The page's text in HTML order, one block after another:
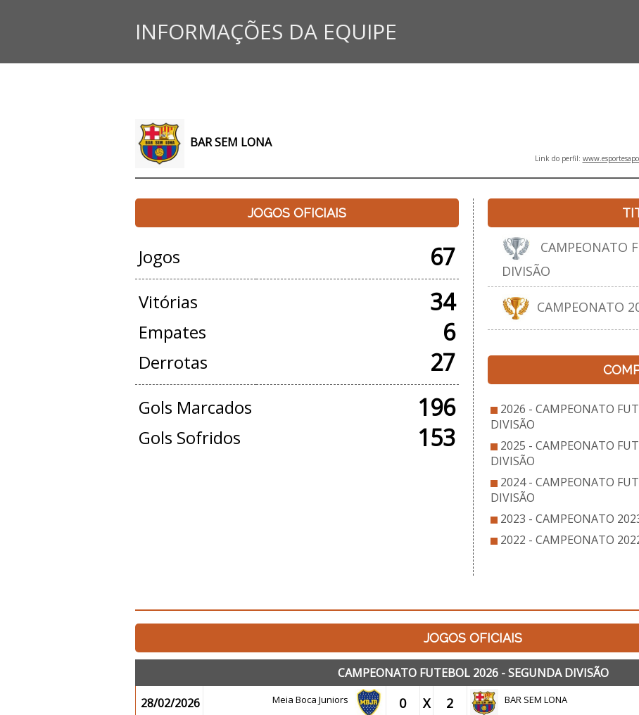
INFORMAÇÕES DA EQUIPE
BAR SEM LONA
Link do perfil:
JOGOS OFICIAIS
Jogos 67
Vitórias 34
Empates 6
Derrotas 27
Gols Marcados 196
Gols Sofridos 153
CAMPEONATO
DIVISÃO
CAMPEONATO
2026 - CAMPEONATO
DIVISÃO
2025 - CAMPEONATO
DIVISÃO
2024 - CAMPEONATO
DIVISÃO
2023 - CAMPEONATO
2022 - CAMPEONATO
JOGOS OFICIAIS
CAMPEONATO FUTEBOL 2026 - SEGUNDA DIVISÃO
28/02/2026
Meia Boca Juniors 0 X 2 BAR SEM LONA